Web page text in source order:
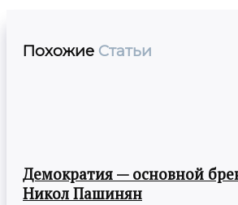
Похожие Статьи
Демократия — основной
Никол Пашинян